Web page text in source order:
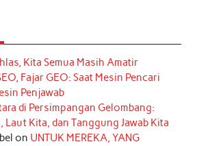
Kita Semua Masih Amatir
Fajar GEO: Saat Mesin Pencari
Penjawab
di Persimpangan Gelombang:
Kita, dan Tanggung Jawab Kita
on UNTUK MEREKA, YANG